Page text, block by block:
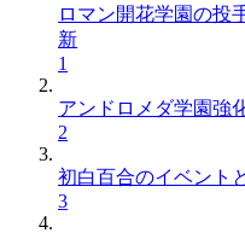
ロマン開花学園の投
新
1
アンドロメダ学園強
2
初白百合のイベント
3